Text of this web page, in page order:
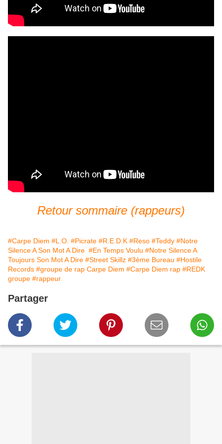
Retour sommaire (rappeurs)
#Carpe Diem #L.O. #Picrate #R.E.D.K #Reso #Teddy #Notre
Silence A Son Mot A Dire ‎ #En Temps Voulu #Notre Silence A
Toujours Son Mot A Dire #Street Skillz #3ème Bureau #Hostile
Records #groupe de rap Carpe Diem #Carpe Diem rap #REDK
groupe #rappeur
Partager